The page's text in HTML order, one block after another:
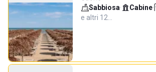
Sabbiosa· Cabine·
e altri 12…